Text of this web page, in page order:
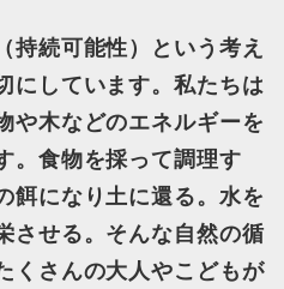
持続可能性）という考え
にしています。私たちは
や木などのエネルギーを
。食物を採って調理す
餌になり土に還る。水を
させる。そんな自然の循
くさんの大人やこどもが